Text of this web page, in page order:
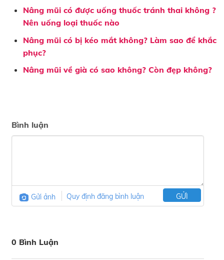
Nâng mũi có được uống thuốc tránh thai không ?
Nên uống loại thuốc nào
Nâng mũi có bị kéo mắt không? Làm sao để khắc
phục?
Nâng mũi về già có sao không? Còn đẹp không?
Bình luận
Gửi ảnh Quy định đăng bình luận GỬI
0 Bình Luận